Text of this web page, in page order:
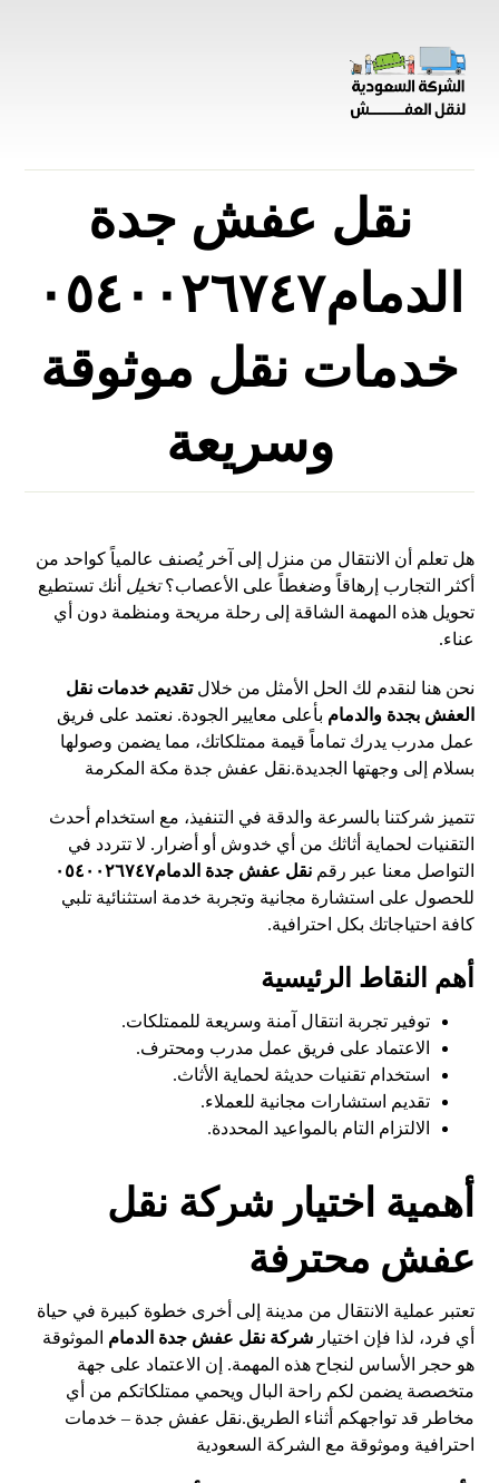
نقل عفش جدة
الدمام٠٥٤٠٠٢٦٧٤٧
خدمات نقل موثوقة
وسريعة
هل تعلم أن الانتقال من منزل إلى آخر يُصنف عالمياً كواحد من
أكثر التجارب إرهاقاً وضغطاً على الأعصاب؟تخيل أنك تستطيع
تحويل هذه المهمة الشاقة إلى رحلة مريحة ومنظمة دون أي
عناء.
نحن هنا لنقدم لك الحل الأمثل من خلالتقديم خدمات نقل
العفش بجدة والدمام بأعلى معايير الجودة. نعتمد على فريق
عمل مدرب يدرك تماماً قيمة ممتلكاتك، مما يضمن وصولها
بسلام إلى وجهتها الجديدة.نقل عفش جدة مكة المكرمة
تتميز شركتنا بالسرعة والدقة في التنفيذ، مع استخدام أحدث
التقنيات لحماية أثاثك من أي خدوش أو أضرار. لا تتردد في
التواصل معنا عبر رقمنقل عفش جدة الدمام٠٥٤٠٠٢٦٧٤٧
للحصول على استشارة مجانية وتجربة خدمة استثنائية تلبي
كافة احتياجاتك بكل احترافية.
أهم النقاط الرئيسية
توفير تجربة انتقال آمنة وسريعة للممتلكات.
الاعتماد على فريق عمل مدرب ومحترف.
استخدام تقنيات حديثة لحماية الأثاث.
تقديم استشارات مجانية للعملاء.
الالتزام التام بالمواعيد المحددة.
أهمية اختيار شركة نقل
عفش محترفة
تعتبر عملية الانتقال من مدينة إلى أخرى خطوة كبيرة في حياة
أي فرد، لذا فإن اختيارشركة نقل عفش جدة الدمام الموثوقة
هو حجر الأساس لنجاح هذه المهمة. إن الاعتماد على جهة
متخصصة يضمن لكم راحة البال ويحمي ممتلكاتكم من أي
مخاطر قد تواجهكم أثناء الطريق.نقل عفش جدة – خدمات
احترافية وموثوقة مع الشركة السعودية